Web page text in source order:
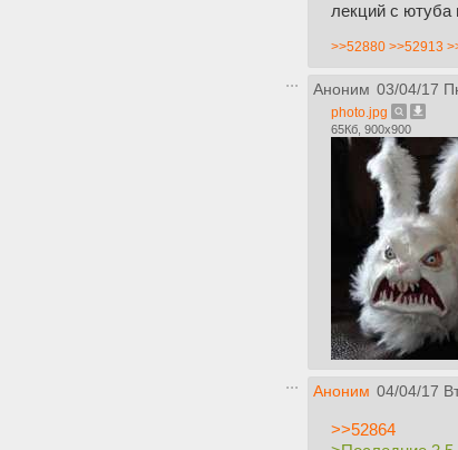
лекций с ютуба
>>52880 >>52913
Аноним 03/04/17
photo.jpg
65Кб, 900x900
Аноним 04/04/17
>>52864